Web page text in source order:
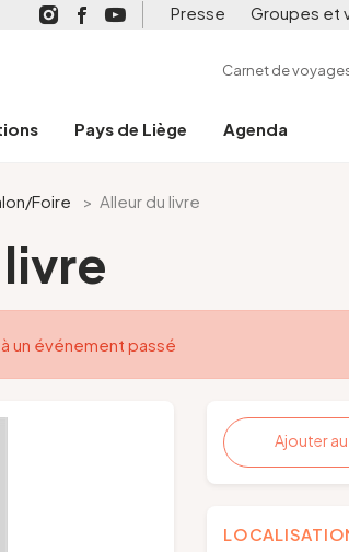
Presse Groupes et
Carnet de
Pays de Liège Agenda
Foire > Alleur du livre
un événement passé
Ajouter